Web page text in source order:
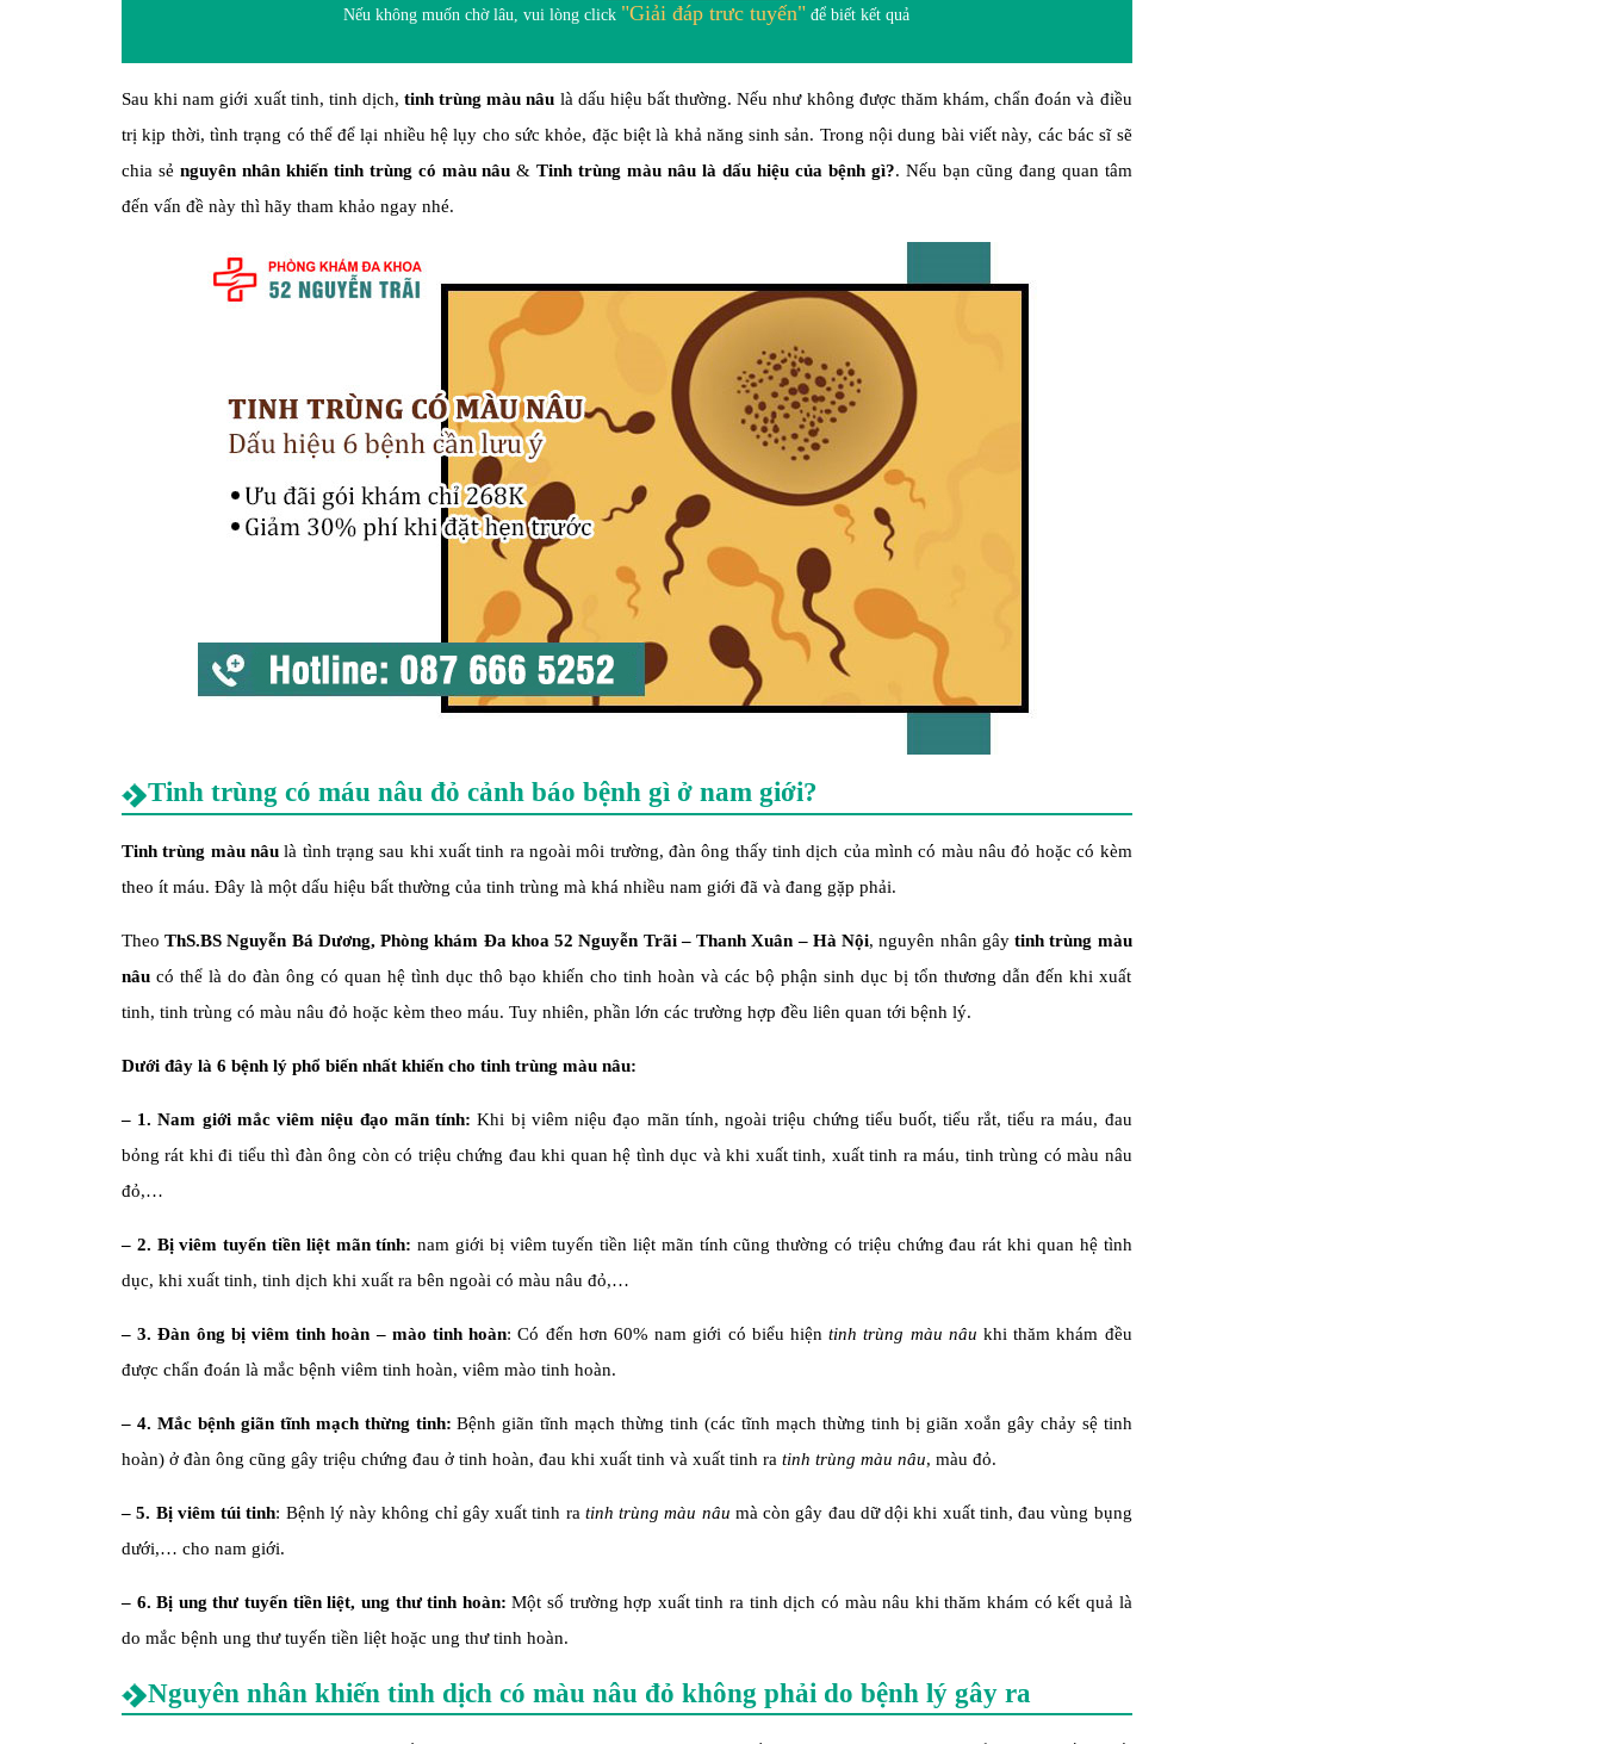
Nếu không muốn chờ lâu, vui lòng click "Giải đáp trưc tuyến" để biết kết quả
Sau khi nam giới xuất tinh, tinh dịch,tinh trùng màu nâu là dấu hiệu bất thường. Nếu như không được thăm khám, chẩn đoán và điều
trị kịp thời, tình trạng có thể để lại nhiều hệ lụy cho sức khỏe, đặc biệt là khả năng sinh sản. Trong nội dung bài viết này, các bác sĩ sẽ
chia sẻ nguyên nhân khiến tinh trùng có màu nâu &Tinh trùng màu nâu là dấu hiệu của bệnh gì?. Nếu bạn cũng đang quan tâm
đến vấn đề này thì hãy tham khảo ngay nhé.
Tinh trùng có máu nâu đỏ cảnh báo bệnh gì ở nam giới?
Tinh trùng màu nâu là tình trạng sau khi xuất tinh ra ngoài môi trường, đàn ông thấy tinh dịch của mình có màu nâu đỏ hoặc có kèm
theo ít máu. Đây là một dấu hiệu bất thường của tinh trùng mà khá nhiều nam giới đã và đang gặp phải.
TheoThS.BS Nguyễn Bá Dương,Phòng khám Đa khoa 52 Nguyễn Trãi– Thanh Xuân – Hà Nội, nguyên nhân gâytinh trùng màu
nâu có thể là do đàn ông có quan hệ tình dục thô bạo khiến cho tinh hoàn và các bộ phận sinh dục bị tổn thương dẫn đến khi xuất
tinh, tinh trùng có màu nâu đỏ hoặc kèm theo máu. Tuy nhiên, phần lớn các trường hợp đều liên quan tới bệnh lý.
Dưới đây là 6 bệnh lý phổ biến nhất khiến cho tinh trùng màu nâu:
– 1. Nam giới mắc viêm niệu đạo mãn tính:Khi bị viêm niệu đạo mãn tính, ngoài triệu chứng tiểu buốt, tiểu rắt, tiểu ra máu, đau
bỏng rát khi đi tiểu thì đàn ông còn có triệu chứng đau khi quan hệ tình dục và khi xuất tinh, xuất tinh ra máu, tinh trùng có màu nâu
đỏ,…
– 2. Bị viêm tuyến tiền liệt mãn tính: nam giới bị viêm tuyến tiền liệt mãn tính cũng thường có triệu chứng đau rát khi quan hệ tình
dục, khi xuất tinh, tinh dịch khi xuất ra bên ngoài có màu nâu đỏ,…
– 3. Đàn ông bị viêm tinh hoàn – mào tinh hoàn: Có đến hơn 60% nam giới có biểu hiện tinh trùng màu nâu khi thăm khám đều
được chẩn đoán là mắc bệnh viêm tinh hoàn, viêm mào tinh hoàn.
– 4. Mắc bệnh giãn tĩnh mạch thừng tinh:Bệnh giãn tĩnh mạch thừng tinh (các tĩnh mạch thừng tinh bị giãn xoắn gây chảy sệ tinh
hoàn) ở đàn ông cũng gây triệu chứng đau ở tinh hoàn, đau khi xuất tinh và xuất tinh ra tinh trùng màu nâu, màu đỏ.
– 5. Bị viêm túi tinh: Bệnh lý này không chỉ gây xuất tinh ra tinh trùng màu nâu mà còn gây đau dữ dội khi xuất tinh, đau vùng bụng
dưới,… cho nam giới.
– 6. Bị ung thư tuyến tiền liệt, ung thư tinh hoàn: Một số trường hợp xuất tinh ra tinh dịch có màu nâu khi thăm khám có kết quả là
do mắc bệnh ung thư tuyến tiền liệt hoặc ung thư tinh hoàn.
Nguyên nhân khiến tinh dịch có màu nâu đỏ không phải do bệnh lý gây ra